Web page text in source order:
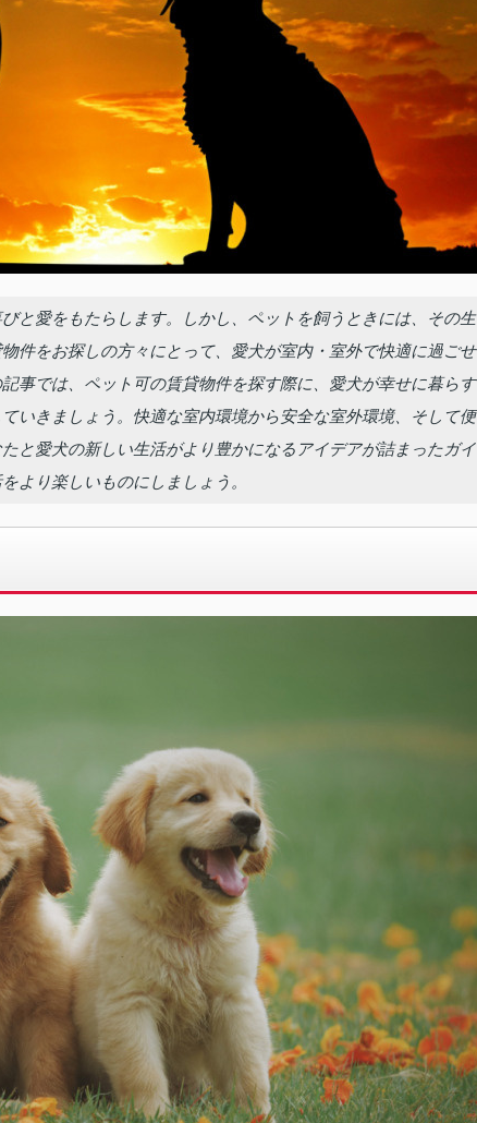
と愛をもたらします。しかし、ペットを飼うときには、その生
件をお探しの方々にとって、愛犬が室内・室外で快適に過ごせ
事では、ペット可の賃貸物件を探す際に、愛犬が幸せに暮らす
いきましょう。快適な室内環境から安全な室外環境、そして便
と愛犬の新しい生活がより豊かになるアイデアが詰まったガイ
より楽しいものにしましょう。